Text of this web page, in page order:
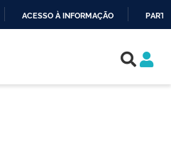
ACESSO À INFORMAÇÃO